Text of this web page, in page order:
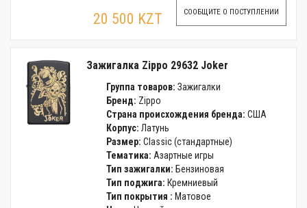
20 500 KZT СООБЩИТЕ О ПОСТУПЛЕНИИ
Зажигалка Zippo 29632 Joker
Группа товаров: Зажигалки
Бренд: Zippo
Страна происхождения бренда: США
Корпус: Латунь
Размер: Classic (стандартные)
Тематика: Азартные игры
Тип зажигалки: Бензиновая
Тип поджига: Кремниевый
Тип покрытия : Матовое